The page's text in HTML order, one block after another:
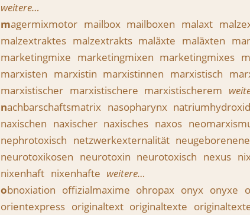
weitere…
magermixmotor mailbox mailboxen malaxt
malzextraktes malzextrakts maläxte maläxten
marketingmixe marketingmixen marketingmixes
marxisten marxistin marxistinnen marxistisch
marxistischer marxistischere marxistischerem
nachbarschaftsmatrix nasopharynx natriumhydroxid
naxischen naxischer naxisches naxos
nephrotoxisch netzwerkexternalität
neurotoxikosen neurotoxin neurotoxisch nexus
nixenhaft nixenhafte weitere…
obnoxiation offizialmaxime ohropax onyx onyxe
orientexpress originaltext originaltexte